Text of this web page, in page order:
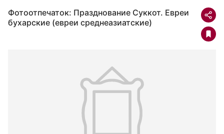
Фотоотпечаток: Празднование Суккот. Евреи
бухарские (евреи среднеазиатские)